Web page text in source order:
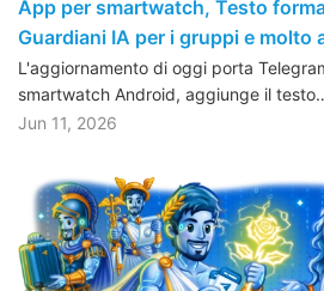
App per smartwatch, Testo
Guardiani IA per i gruppi e molto
L'aggiornamento di oggi porta
smartwatch Android, aggiunge il
Jun 11, 2026